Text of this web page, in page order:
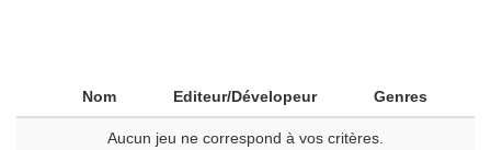
Nom Editeur/Dévelopeur Genres
Aucun jeu ne correspond à vos critères.